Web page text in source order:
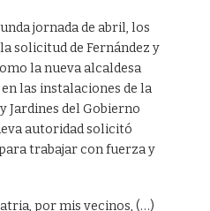
jornada de abril, los
solicitud de Fernández y
la nueva alcaldesa
las instalaciones de la
Jardines del Gobierno
autoridad solicitó
trabajar con fuerza y
por mis vecinos, (…)